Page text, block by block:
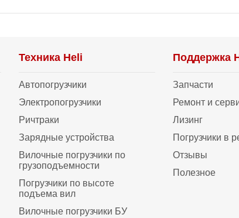
Техника Heli
Автопогрузчики
Электропогрузчики
Ричтраки
Зарядные устройства
Вилочные погрузчики по
грузоподъемности
Погрузчики по высоте
подъема вил
Вилочные погрузчики БУ
Поддержка
Запчасти
Ремонт и
Лизинг
Погрузчики в
Отзывы
Полезное